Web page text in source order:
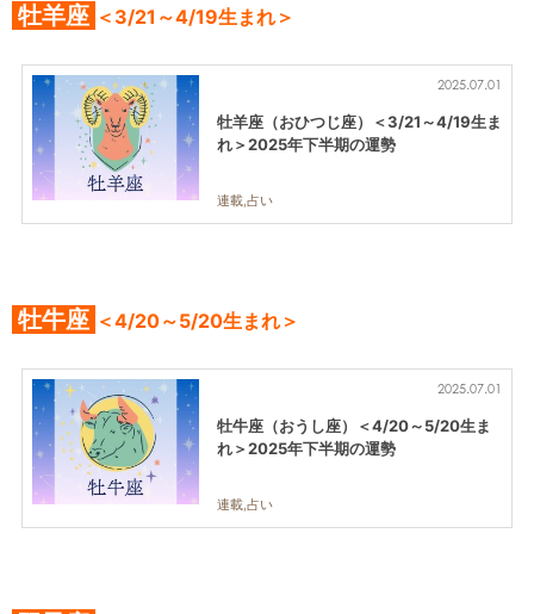
牡羊座 ＜3/21～4/19生まれ＞
2025.07.01
牡羊座（おひつじ座）＜3/21～4/19生ま
れ＞2025年下半期の運勢
連載,占い
牡牛座 ＜4/20～5/20生まれ＞
2025.07.01
牡牛座（おうし座）＜4/20～5/20生ま
れ＞2025年下半期の運勢
連載,占い